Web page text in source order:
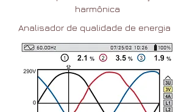
harmônica
Analisador de qualidade de energia